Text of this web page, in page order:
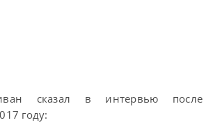
сказал в интервью после
году: